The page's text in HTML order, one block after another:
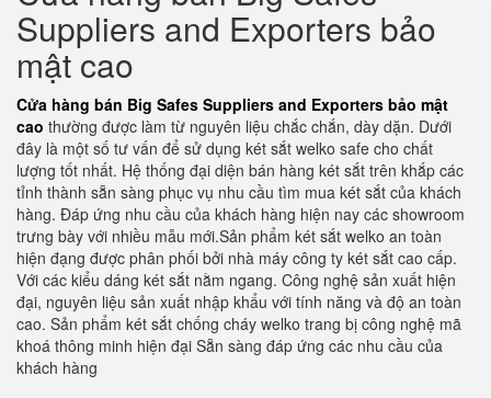
Suppliers and Exporters bảo
mật cao
Cửa hàng bán Big Safes Suppliers and Exporters bảo mật
cao thường được làm từ nguyên liệu chắc chắn, dày dặn. Dưới
đây là một số tư vấn để sử dụng két sắt welko safe cho chất
lượng tốt nhất. Hệ thống đại diện bán hàng két sắt trên khắp các
tỉnh thành sẵn sàng phục vụ nhu cầu tìm mua két sắt của khách
hàng. Đáp ứng nhu cầu của khách hàng hiện nay các showroom
trưng bày với nhiều mẫu mới.Sản phẩm két sắt welko an toàn
hiện đạng được phân phối bởi nhà máy công ty két sắt cao cấp.
Với các kiểu dáng két sắt nằm ngang. Công nghệ sản xuất hiện
đại, nguyên liệu sản xuất nhập khẩu với tính năng và độ an toàn
cao. Sản phẩm két sắt chống cháy welko trang bị công nghệ mã
khoá thông minh hiện đại Sẵn sàng đáp ứng các nhu cầu của
khách hàng